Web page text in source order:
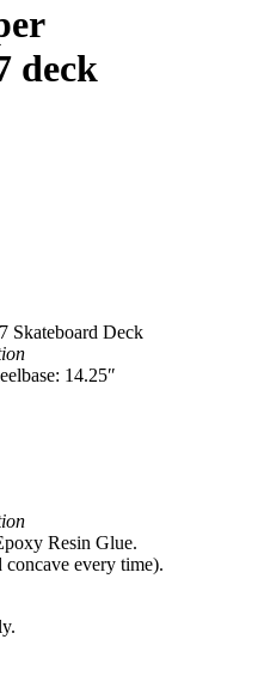
deck
Skateboard Deck
14.25″
Resin Glue.
concave every time).